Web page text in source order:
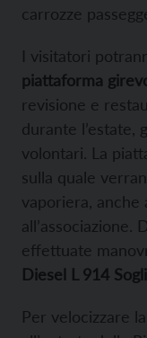
carrozze
I visitatori
piattaforma
revisione e
durante l’estate,
volontari. La
sulla quale
vaporiera,
all’associazione.
effettuate
Diesel L 914
Per velocizzare